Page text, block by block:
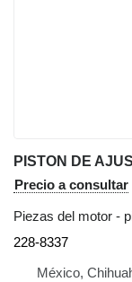
Precio a consultar
Piezas del motor -
228-8337
México,